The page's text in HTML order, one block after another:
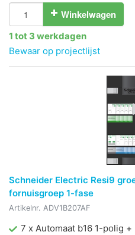
Winkelwagen
1 tot 3 werkdagen
Bewaar op projectlijst
Schneider Electric Resi9
fornuisgroep 1-fase
Artikelnr. ADV1B207AF
7 x Automaat b16 1-polig +